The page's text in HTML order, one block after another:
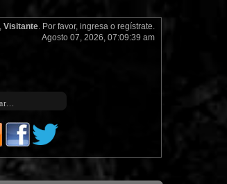
Visitante. Por favor, ingresao regístrate.
Agosto 07, 2026, 07:09:39 am